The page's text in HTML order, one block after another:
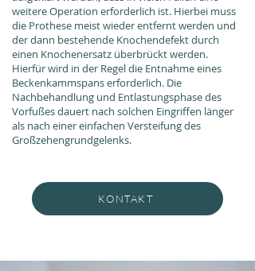
weitere Operation erforderlich ist. Hierbei muss
die Prothese meist wieder entfernt werden und
der dann bestehende Knochendefekt durch
einen Knochenersatz überbrückt werden.
Hierfür wird in der Regel die Entnahme eines
Beckenkammspans erforderlich. Die
Nachbehandlung und Entlastungsphase des
Vorfußes dauert nach solchen Eingriffen länger
als nach einer einfachen Versteifung des
Großzehengrundgelenks.
KONTAKT